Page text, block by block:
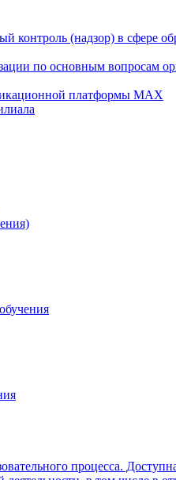
контроль (надзор) в сфере
по основным вопросам
платформы MAX
процесса.